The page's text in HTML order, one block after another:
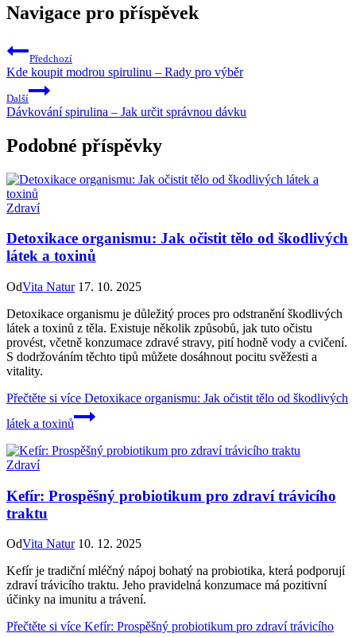
Navigace pro příspěvek
Předchozí
Kde koupit modrou spirulinu – Rady pro výběr
Další
Dávkování spirulina – Jak určit správnou dávku
Podobné příspěvky
Zdraví
Detoxikace organismu: Jak očistit tělo od škodlivých
látek a toxinů
OdVita Natur 17. 10. 2025
Detoxikace organismu je důležitý proces pro odstranění škodlivých
látek a toxinů z těla. Existuje několik způsobů, jak tuto očistu
provést, včetně konzumace zdravé stravy, pití hodně vody a cvičení.
S dodržováním těchto tipů můžete dosáhnout pocitu svěžesti a
vitality.
Přečtěte si více Detoxikace organismu: Jak očistit tělo od škodlivých
látek a toxinů
Zdraví
Kefír: Prospěšný probiotikum pro zdraví trávicího
traktu
OdVita Natur 10. 12. 2025
Kefír je tradiční mléčný nápoj bohatý na probiotika, která podporují
zdraví trávicího traktu. Jeho pravidelná konzumace má pozitivní
účinky na imunitu a trávení.
Přečtěte si více Kefír: Prospěšný probiotikum pro zdraví trávicího